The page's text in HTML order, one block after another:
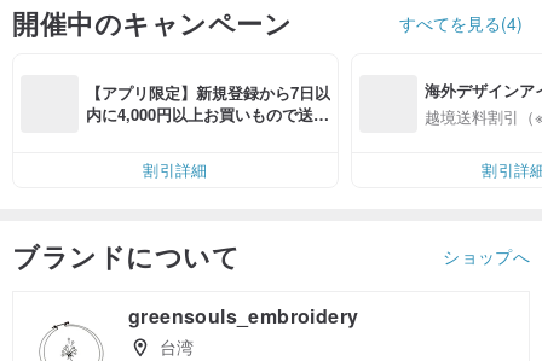
開催中のキャンペーン すべてを見る(4)
【アプリ限定】新規登録から7日以
内に4,000円以上お買いもので送料
割引詳細
海外デザインア
入
越境送料割引（
割引詳
ブランドについて ショップへ
greensouls_embroidery
台湾